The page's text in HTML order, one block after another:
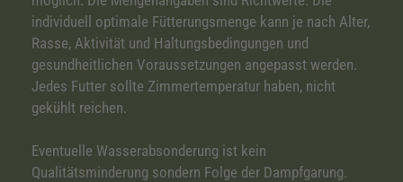
individuell optimale Fütterungsmenge kann je nach Alter,
Rasse, Aktivität und Haltungsbedingungen und
gesundheitlichen Voraussetzungen angepasst werden.
Jedes Futter sollte Zimmertemperatur haben, nicht
gekühlt reichen.
Eventuelle Wasserabsonderung ist kein
Qualitätsminderung sondern Folge der Dampfgarung.